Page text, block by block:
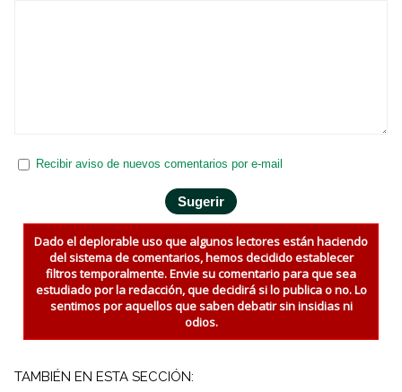
Recibir aviso de nuevos comentarios por e-mail
Dado el deplorable uso que algunos lectores están haciendo
del sistema de comentarios, hemos decidido establecer
filtros temporalmente. Envie su comentario para que sea
estudiado por la redacción, que decidirá si lo publica o no. Lo
sentimos por aquellos que saben debatir sin insidias ni
odios.
TAMBIÉN EN ESTA SECCIÓN: